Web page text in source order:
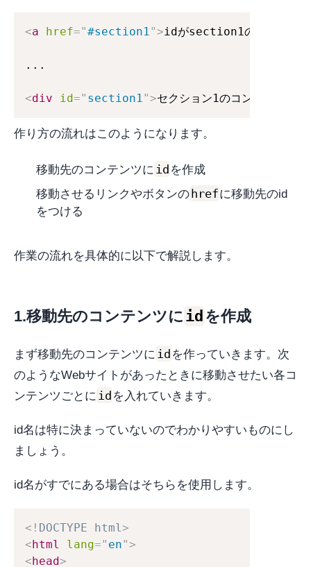
<a href="#section1 ">idがsection1の場所に移動
...
<div id=" section1 ">セクション1のコンテンツ
作り方の流れはこのようになります。
移動先のコンテンツに id を作成
移動させるリンクやボタンのhrefに移動先のid
をつける
作業の流れを具体的に以下で解説します。
1.移動先のコンテンツに id を作成
まず移動先のコンテンツに id を作っていきます。次
のようなWebサイトがあったときに移動させたい各コ
ンテンツごとに id を入れていきます。
id名は特に決まっていないのでわかりやすいものにし
ましょう。
id名がすでにある場合はそちらを使用します。
<! DOCTYPE html>
< html lang=" en">
< head>